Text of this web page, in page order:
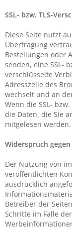
SSL- bzw. TLS-
Diese Seite nutzt
Übertragung
Bestellungen oder
senden, eine SSL-
verschlüsselte
Adresszeile des
wechselt und an
Wenn die SSL-
die Daten, die Sie
mitgelesen werden.
Widerspruch
Der Nutzung von
veröffentlichten
ausdrücklich
Betreiber der
Schritte im Falle